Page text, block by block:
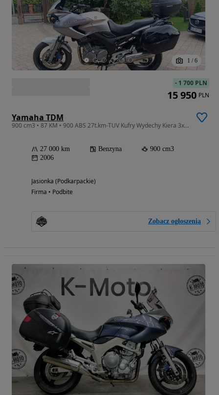
1 / 6
Yamaha TDM
900 cm3 • 87 KM • 900 ABS 27t.km-TUV Kufry Wydechy Kiera 3xKUFER ŁADNA Import-Niemcy
27 000 km Benzyna
900 cm3
2006
Jasionka (Podkarpackie)
Firma • Podbite
Zobacz ogłoszenia
- 1 700 PLN
15 950 PLN